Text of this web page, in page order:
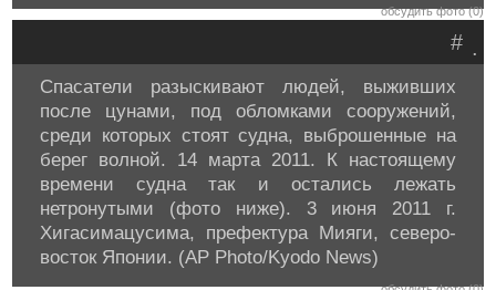
обсудить фото (0)
.
#
Спасатели разыскивают людей, выживших
после цунами, под обломками сооружений,
среди которых стоят судна, выброшенные на
берег волной. 14 марта 2011. К настоящему
времени судна так и остались лежать
нетронутыми (фото ниже). 3 июня 2011 г.
Хигасимацусима, префектура Мияги, северо-
восток Японии. (AP Photo/Kyodo News)